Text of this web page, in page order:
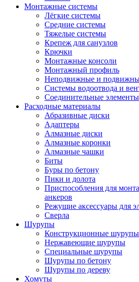
Монтажные системы
Лёгкие системы
Средние системы
Тяжелые системы
Крепеж для санузлов
Крючки
Монтажные консоли
Монтажный профиль
Неподвижные и
Системы водоотвода и
Соединительные элементы
Расходные материалы
Абразивные диски
Адаптеры
Алмазные диски
Алмазные коронки
Алмазные чашки
Биты
Буры по бетону
Пики и долота
Приспособления для
анкеров
Режущие аксессуары для
Сверла
Шурупы
Конструкционные шурупы
Нержавеющие шурупы
Специальные шурупы
Шурупы по бетону
Шурупы по дереву
Хомуты